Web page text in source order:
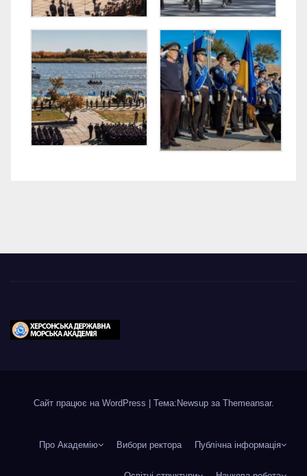
Сайт працює на WordPress Тема:Newsup за Themeansar.
Про Академію Вибори ректора Публічна інформація